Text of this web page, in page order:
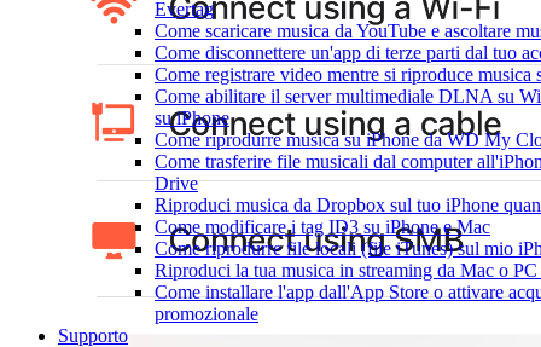
Evertag
Come scaricare musica da YouTube e ascoltare
Come disconnettere un'app di terze parti dal tuo
Come registrare video mentre si riproduce musica
Come abilitare il server multimediale DLNA su
su iPhone
Come riprodurre musica su iPhone da WD My
Come trasferire file musicali dal computer
Drive
Riproduci musica da Dropbox sul tuo iPhone
Come modificare i tag ID3 su iPhone e Mac
Come riprodurre file locali (file iTunes) sul mio
Riproduci la tua musica in streaming da Mac o
Come installare l'app dall'App Store o attivare
promozionale
Supporto